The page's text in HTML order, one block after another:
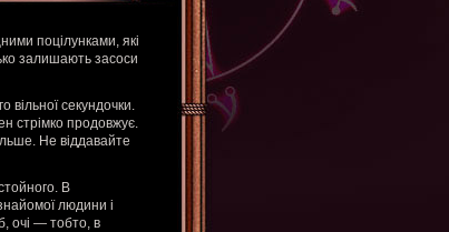
поцілунками, які
залишають засоси
вільної секундочки.
стрімко продовжує.
Не віддавайте
В
людини і
очі — тобто, в